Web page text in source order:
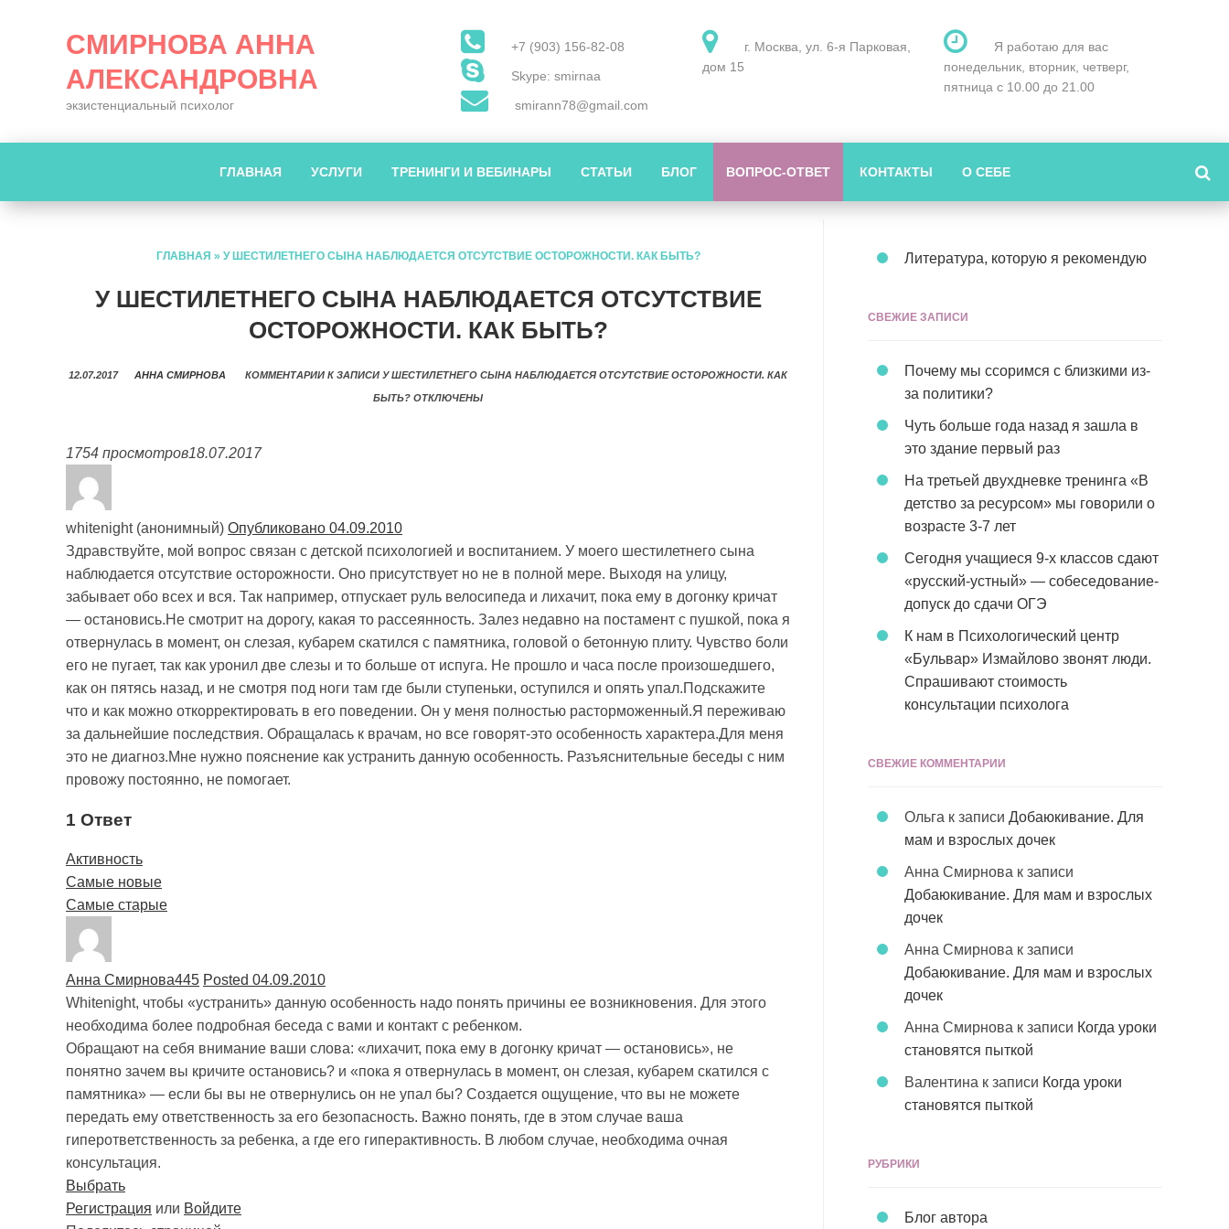
СМИРНОВА АННА
АЛЕКСАНДРОВНА
экзистенциальный психолог
Я работаю для вас
понедельник, вторник, четверг,
пятница с 10.00 до 21.00
г. Москва, ул. 6-я Парковая,
дом 15
+7 (903) 156-82-08
Skype: smirnaa
smirann78@gmail.com
ГЛАВНАЯ УСЛУГИ ТРЕНИНГИ И ВЕБИНАРЫ СТАТЬИ БЛОГ ВОПРОС-ОТВЕТ КОНТАКТЫ О СЕБЕ
ГЛАВНАЯ » У ШЕСТИЛЕТНЕГО СЫНА НАБЛЮДАЕТСЯ ОТСУТСТВИЕ ОСТОРОЖНОСТИ. КАК БЫТЬ?
У ШЕСТИЛЕТНЕГО СЫНА НАБЛЮДАЕТСЯ ОТСУТСТВИЕ
ОСТОРОЖНОСТИ. КАК БЫТЬ?
12.07.2017 АННА СМИРНОВА КОММЕНТАРИИ К ЗАПИСИ У ШЕСТИЛЕТНЕГО СЫНА НАБЛЮДАЕТСЯ ОТСУТСТВИЕ ОСТОРОЖНОСТИ. КАК
БЫТЬ? ОТКЛЮЧЕНЫ
1754 просмотров18.07.2017
whitenight (анонимный) Опубликовано 04.09.2010
Здравствуйте, мой вопрос связан с детской психологией и воспитанием. У моего шестилетнего сына
наблюдается отсутствие осторожности. Оно присутствует но не в полной мере. Выходя на улицу,
забывает обо всех и вся. Так например, отпускает руль велосипеда и лихачит, пока ему в догонку кричат
— остановись.Не смотрит на дорогу, какая то рассеянность. Залез недавно на постамент с пушкой, пока я
отвернулась в момент, он слезая, кубарем скатился с памятника, головой о бетонную плиту. Чувство боли
его не пугает, так как уронил две слезы и то больше от испуга. Не прошло и часа после произошедшего,
как он пятясь назад, и не смотря под ноги там где были ступеньки, оступился и опять упал.Подскажите
что и как можно откорректировать в его поведении. Он у меня полностью расторможенный.Я переживаю
за дальнейшие последствия. Обращалась к врачам, но все говорят-это особенность характера.Для меня
это не диагноз.Мне нужно пояснение как устранить данную особенность. Разъяснительные беседы с ним
провожу постоянно, не помогает.
1 Ответ
Активность
Самые новые
Самые старые
Анна Смирнова445 Posted 04.09.2010
Whitenight, чтобы «устранить» данную особенность надо понять причины ее возникновения. Для этого
необходима более подробная беседа с вами и контакт с ребенком.
Обращают на себя внимание ваши слова: «лихачит, пока ему в догонку кричат — остановись», не
понятно зачем вы кричите остановись? и «пока я отвернулась в момент, он слезая, кубарем скатился с
памятника» — если бы вы не отвернулись он не упал бы? Создается ощущение, что вы не можете
передать ему ответственность за его безопасность. Важно понять, где в этом случае ваша
гиперответственность за ребенка, а где его гиперактивность. В любом случае, необходима очная
консультация.
Выбрать
Регистрация или Войдите
Литература, которую я рекомендую
СВЕЖИЕ ЗАПИСИ
Почему мы ссоримся с близкими из-
за политики?
Чуть больше года назад я зашла в
это здание первый раз
На третьей двухдневке тренинга «В
детство за ресурсом» мы говорили о
возрасте 3-7 лет
Сегодня учащиеся 9-х классов сдают
«русский-устный» — собеседование-
допуск до сдачи ОГЭ
К нам в Психологический центр
«Бульвар» Измайлово звонят люди.
Спрашивают стоимость
консультации психолога
СВЕЖИЕ КОММЕНТАРИИ
Ольга к записи Добаюкивание. Для
мам и взрослых дочек
Анна Смирнова к записи
Добаюкивание. Для мам и взрослых
дочек
Анна Смирнова к записи
Добаюкивание. Для мам и взрослых
дочек
Анна Смирнова к записи Когда уроки
становятся пыткой
Валентина к записи Когда уроки
становятся пыткой
РУБРИКИ
Блог автора